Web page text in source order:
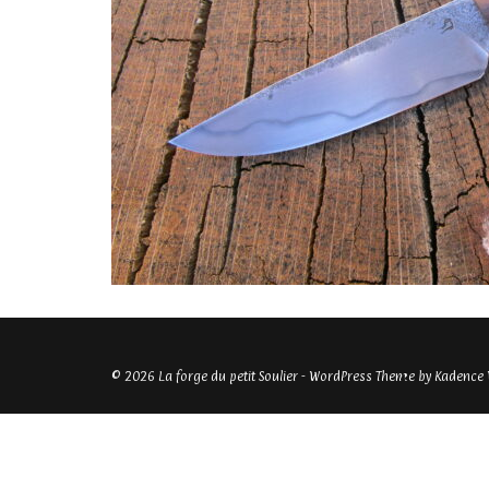
© 2026 La forge du petit Soulier - WordPress Theme by Kadence